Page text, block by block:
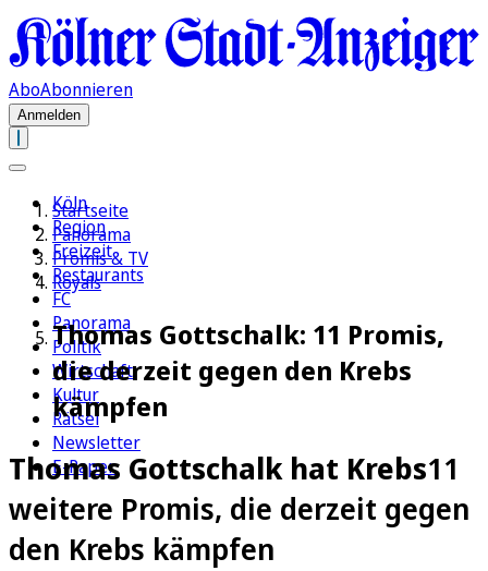
AboAbonnieren
Anmelden
Köln
Region
Freizeit
Restaurants
FC
Panorama
Politik
Wirtschaft
Kultur
Rätsel
Newsletter
E-Paper
Startseite
Panorama
Promis & TV
Royals
Thomas Gottschalk: 11 Promis,
die derzeit gegen den Krebs
kämpfen
Thomas Gottschalk hat Krebs11
weitere Promis, die derzeit gegen
den Krebs kämpfen